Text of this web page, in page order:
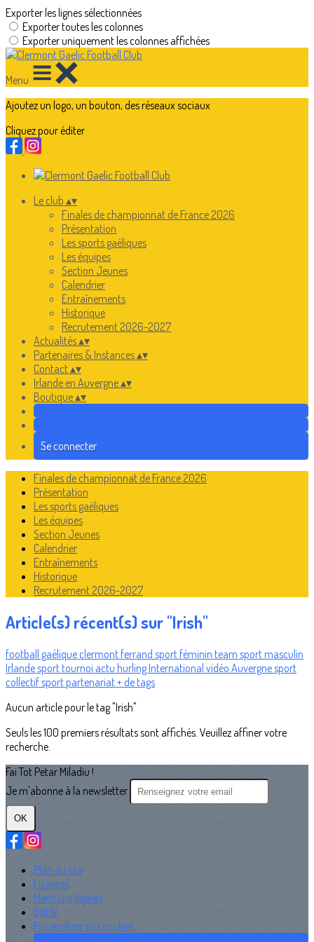
Exporter les lignes sélectionnées
Exporter toutes les colonnes
Exporter uniquement les colonnes affichées
Menu
Ajoutez un logo, un bouton, des réseaux sociaux
Cliquez pour éditer
Le club ▴▾
Finales de championnat de France 2026
Présentation
Les sports gaéliques
Les équipes
Section Jeunes
Calendrier
Entraînements
Historique
Recrutement 2026-2027
Actualités▴▾
Partenaires & Instances▴▾
Contact▴▾
Irlande en Auvergne▴▾
Boutique▴▾
Se connecter
Finales de championnat de France 2026
Présentation
Les sports gaéliques
Les équipes
Section Jeunes
Calendrier
Entraînements
Historique
Recrutement 2026-2027
Article(s) récent(s) sur "Irish"
football gaélique clermont ferrand sport féminin team sport masculin
Irlandesport tournoi actu hurling International vidéo Auvergnesport
collectifsport partenariat+ de tags
Aucun article pour le tag "Irish"
Seuls les 100 premiers résultats sont affichés. Veuillez affiner votre
recherche.
Fai Tot Petar Miladiu !
Je m'abonne à la newsletter
OK
Plan du site
Licences
Mentions légales
CGUV
Paramétrer vos cookies